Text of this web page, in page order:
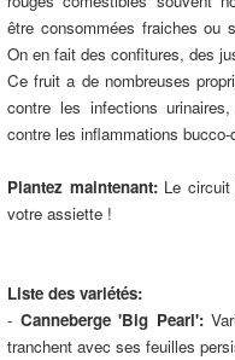
être consommées fraiches ou
On en fait des confitures, des
Ce fruit a de nombreuses
contre les infections
contre les inflammations bucco-
Plantez maintenant:Le circuit
votre assiette !
Liste des variétés:
- Canneberge 'Big Pearl':
tranchent avec ses feuilles